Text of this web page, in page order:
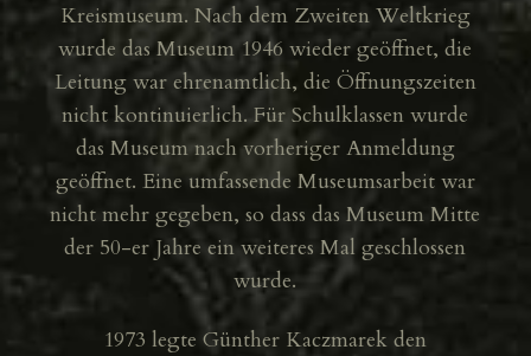
Kreismuseum. Nach dem Zweiten Weltkrieg
wurde das Museum 1946 wieder geöffnet, die
Leitung war ehrenamtlich, die Öffnungszeiten
nicht kontinuierlich. Für Schulklassen wurde
das Museum nach vorheriger Anmeldung
geöffnet. Eine umfassende Museumsarbeit war
nicht mehr gegeben, so dass das Museum Mitte
der 50-er Jahre ein weiteres Mal geschlossen
wurde.
1973 legte Günther Kaczmarek den